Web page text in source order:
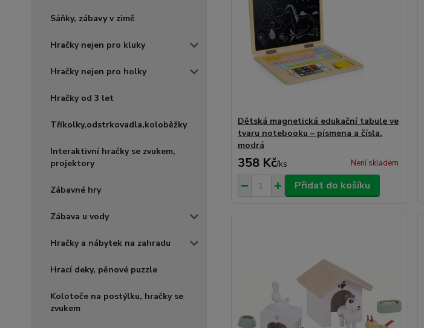
Sáňky, zábavy v zimě
Hračky nejen pro kluky
Hračky nejen pro holky
Hračky od 3 let
Tříkolky,odstrkovadla,koloběžky
Interaktivní hračky se zvukem,
projektory
Zábavné hry
Zábava u vody
Hračky a nábytek na zahradu
Hrací deky, pěnové puzzle
Kolotoče na postýlku, hračky se
zvukem
Dětská magnetická edukační tabule ve
tvaru notebooku – písmena a čísla.
modrá
358 Kč/ks Není skladem
Přidat do košíku